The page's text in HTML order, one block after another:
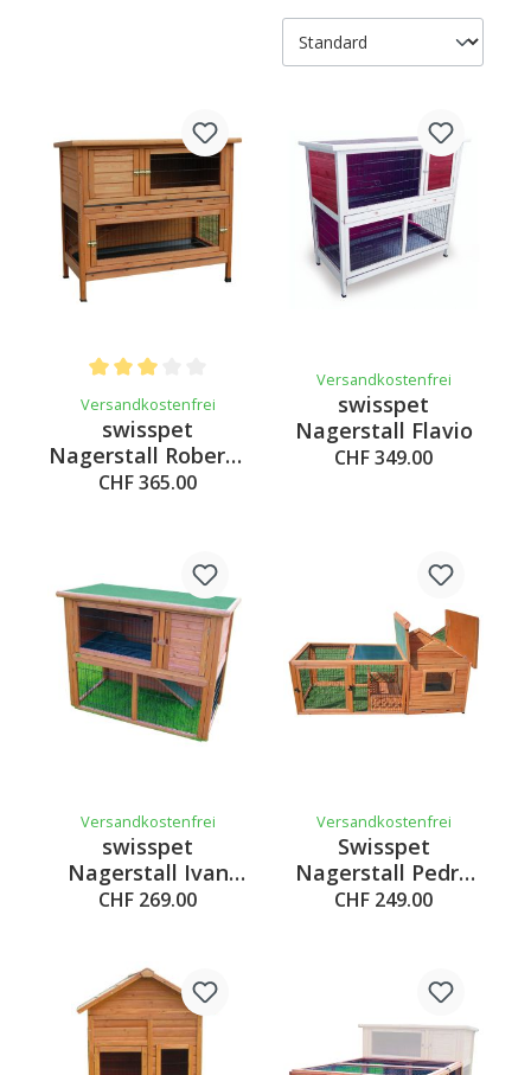
Average rating of 3 out of 5 stars
Versandkostenfrei
swisspet
Nagerstall Roberto
120
CHF 365.00
Versandkostenfrei
swisspet
Nagerstall Flavio
CHF 349.00
Versandkostenfrei
swisspet
Nagerstall Ivan
120
CHF 269.00
Versandkostenfrei
Swisspet
Nagerstall Pedro
mit einer Etage &
CHF 249.00